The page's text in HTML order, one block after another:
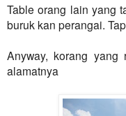
Table orang lain yang
buruk kan perangai.
Anyway, korang
alamatnya